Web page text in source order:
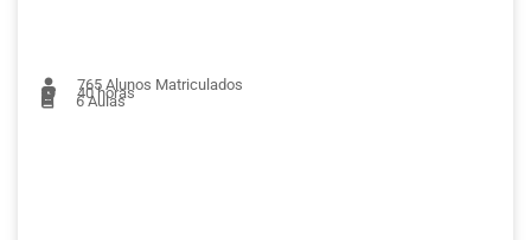
765 Alunos Matriculados
40 horas
6Aulas